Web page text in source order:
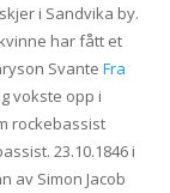
i Sandvika by.
har fått et
Svante Fra
vokste opp i
rockebassist
23.10.1846 i
av Simon Jacob